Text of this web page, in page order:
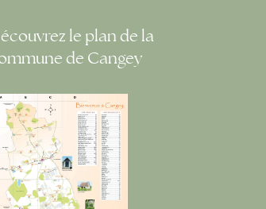
le plan de la
de Cangey